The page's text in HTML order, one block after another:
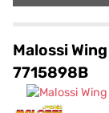
Malossi
7715898B